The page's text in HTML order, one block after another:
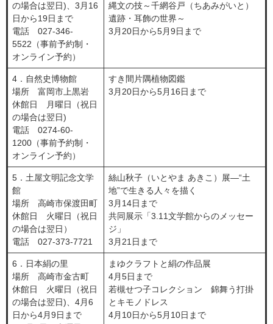
の場合は翌日)、3月16
日から19日まで
電話 027-346-
5522（事前予約制・
オンライン予約）
縄文の技～千網谷戸（ちあみがいと）
遺跡・耳飾の世界～
3月20日から5月9日まで
4．自然史博物館
場所 富岡市上黒岩
休館日 月曜日（祝日
の場合は翌日)
電話 0274-60-
1200（事前予約制・
オンライン予約）
すき間片隅植物図鑑
3月20日から5月16日まで
5．土屋文明記念文学
館
場所 高崎市保渡田町
休館日 火曜日（祝日
の場合は翌日）
電話 027-373-7721
絲山秋子（いとやま あきこ）展―“土
地”で生きる人々を描く
3月14日まで
共同展示「3.11文学館からのメッセー
ジ」
3月21日まで
6．日本絹の里
場所 高崎市金古町
休館日 火曜日（祝日
の場合は翌日)、4月6
日から4月9日まで
まゆクラフトと絹の作品展
4月5日まで
若槻せつ子コレクション 錦舞う打掛
とキモノドレス
4月10日から5月10日まで